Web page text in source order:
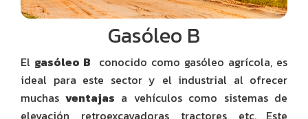
Gasóleo B
El gasóleo B conocido como gasóleo agrícola, es
ideal para este sector y el industrial al ofrecer
muchas ventajas a vehículos como sistemas de
elevación, retroexcavadoras, tractores, etc. Este